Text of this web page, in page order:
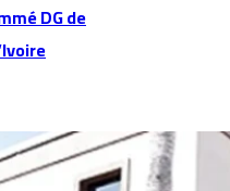
DG de